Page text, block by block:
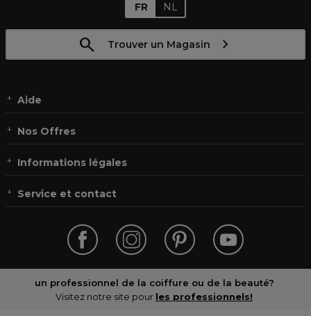
FR NL
Trouver un Magasin
Aide
Nos Offres
Informations légales
Service et contact
un professionnel de la coiffure ou de la beauté?
Visitez notre site pour les professionnels!